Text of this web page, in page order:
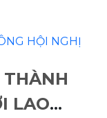
THÀNH
LAO